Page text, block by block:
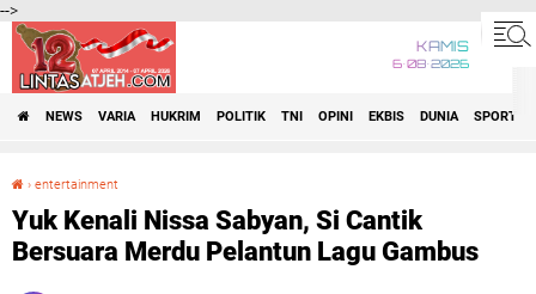
-->
KAMIS
6•08•2026
NEWS VARIA HUKRIM POLITIK TNI OPINI EKBIS DUNIA SPORT
› entertainment
Yuk Kenali Nissa Sabyan, Si Cantik
Bersuara Merdu Pelantun Lagu Gambus